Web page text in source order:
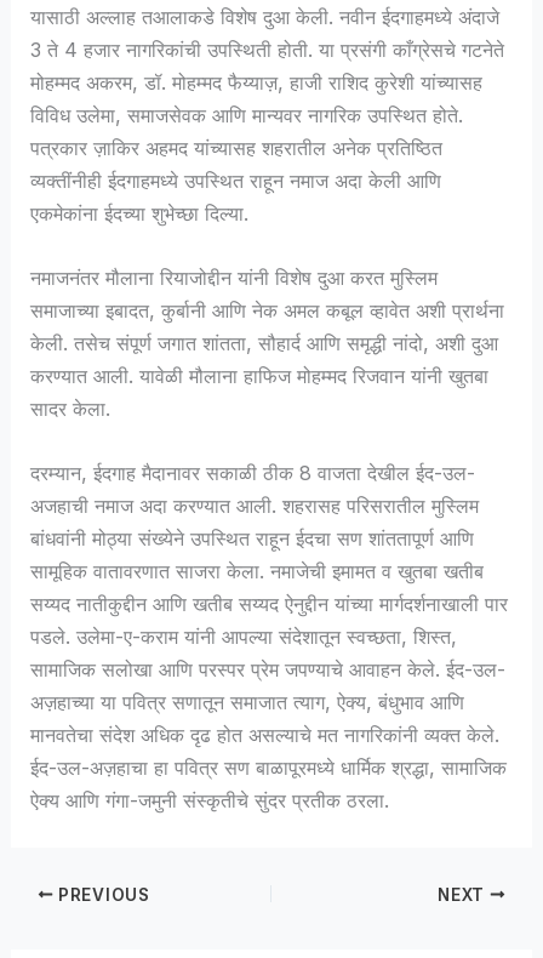
यासाठी अल्लाह तआलाकडे विशेष दुआ केली. नवीन ईदगाहमध्ये अंदाजे
3 ते 4 हजार नागरिकांची उपस्थिती होती. या प्रसंगी काँग्रेसचे गटनेते
मोहम्मद अकरम, डॉ. मोहम्मद फैय्याज़, हाजी राशिद कुरेशी यांच्यासह
विविध उलेमा, समाजसेवक आणि मान्यवर नागरिक उपस्थित होते.
पत्रकार ज़ाकिर अहमद यांच्यासह शहरातील अनेक प्रतिष्ठित
व्यक्तींनीही ईदगाहमध्ये उपस्थित राहून नमाज अदा केली आणि
एकमेकांना ईदच्या शुभेच्छा दिल्या.
नमाजनंतर मौलाना रियाजोद्दीन यांनी विशेष दुआ करत मुस्लिम
समाजाच्या इबादत, कुर्बानी आणि नेक अमल कबूल व्हावेत अशी प्रार्थना
केली. तसेच संपूर्ण जगात शांतता, सौहार्द आणि समृद्धी नांदो, अशी दुआ
करण्यात आली. यावेळी मौलाना हाफिज मोहम्मद रिजवान यांनी खुतबा
सादर केला.
दरम्यान, ईदगाह मैदानावर सकाळी ठीक 8 वाजता देखील ईद-उल-
अजहाची नमाज अदा करण्यात आली. शहरासह परिसरातील मुस्लिम
बांधवांनी मोठ्या संख्येने उपस्थित राहून ईदचा सण शांततापूर्ण आणि
सामूहिक वातावरणात साजरा केला. नमाजेची इमामत व खुतबा खतीब
सय्यद नातीकुद्दीन आणि खतीब सय्यद ऐनुद्दीन यांच्या मार्गदर्शनाखाली पार
पडले. उलेमा-ए-कराम यांनी आपल्या संदेशातून स्वच्छता, शिस्त,
सामाजिक सलोखा आणि परस्पर प्रेम जपण्याचे आवाहन केले. ईद-उल-
अज़हाच्या या पवित्र सणातून समाजात त्याग, ऐक्य, बंधुभाव आणि
मानवतेचा संदेश अधिक दृढ होत असल्याचे मत नागरिकांनी व्यक्त केले.
ईद-उल-अज़हाचा हा पवित्र सण बाळापूरमध्ये धार्मिक श्रद्धा, सामाजिक
ऐक्य आणि गंगा-जमुनी संस्कृतीचे सुंदर प्रतीक ठरला.
PREVIOUS NEXT